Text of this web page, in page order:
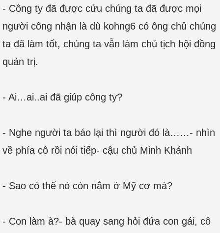
- Công ty đã được cứu chúng ta đã được mọi
người công nhận là dù kohng6 có ông chủ chúng
ta đã làm tốt, chúng ta vẫn làm chủ tịch hội đồng
quản trị.
- Ai…ai..ai đã giúp công ty?
- Nghe người ta báo lại thì người đó là……- nhìn
về phía cô rồi nói tiếp- cậu chủ Minh Khánh
- Sao có thể nó còn nằm ớ Mỹ cơ mà?
- Con làm à?- bà quay sang hỏi đứa con gái, cô